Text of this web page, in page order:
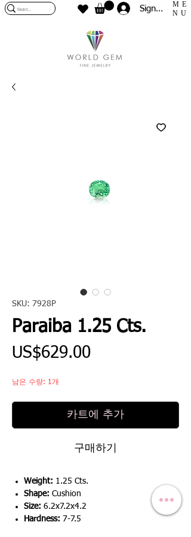
Sign In
ME
NU
SKU: 7928P
Paraiba 1.25 Cts.
US$629.00가
남은 수량: 1개
카트에 추가
구매하기
Weight: 1.25 Cts.
Shape: Cushion
Size: 6.2x7.2x4.2
Hardness: 7-7.5